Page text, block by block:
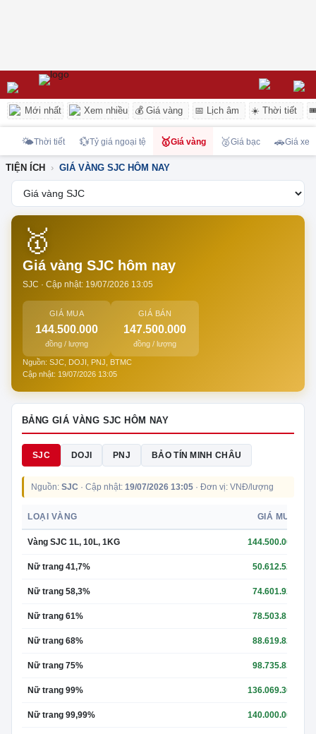
Mới nhất Xem nhiều 💰 Giá vàng 📅 Lịch âm ☀️ Thời tiết
🌤️Thời tiết 💱Tỷ giá ngoại tệ 🥇Giá vàng 🥈Giá bạc 🚗Giá xe
TIỆN ÍCH GIÁ VÀNG SJC HÔM NAY
🥇
Giá vàng SJC hôm nay
SJC · Cập nhật: 19/07/2026 13:05
GIÁ MUA
144.500.000
đồng / lượng
GIÁ BÁN
147.500.000
đồng / lượng
Nguồn: SJC, DOJI, PNJ, BTMC
Cập nhật: 19/07/2026 13:05
BẢNG GIÁ VÀNG SJC HÔM NAY
SJC DOJI PNJ BẢO TÍN MINH CHÂU
Nguồn: SJC · Cập nhật: 19/07/2026 13:05 · Đơn vị: VNĐ/lượng
LOẠI VÀNG GIÁ MUA
Vàng SJC 1L, 10L, 1KG 144.500.000
Nữ trang 41,7% 50.612.526
Nữ trang 58,3% 74.601.925
Nữ trang 61% 78.503.815
Nữ trang 68% 88.619.827
Nữ trang 75% 98.735.839
Nữ trang 99% 136.069.307
Nữ trang 99,99% 140.000.000